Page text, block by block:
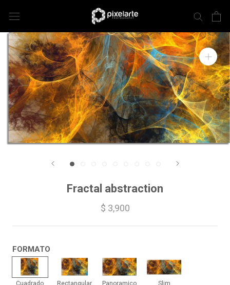
Fractal abstraction
$ 3,900
FORMATO
Cuadrado
Cuadrado
Rectangular
Rectangular
Panoramico
Panoramico
Slim
Slim